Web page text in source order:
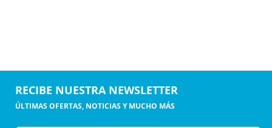
RECIBE NUESTRA NEWSLETTER
ÚLTIMAS OFERTAS, NOTICIAS Y MUCHO MÁS